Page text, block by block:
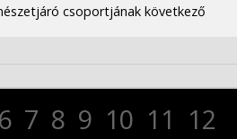
csoportjának következő
6 7 8 9 10 11 12